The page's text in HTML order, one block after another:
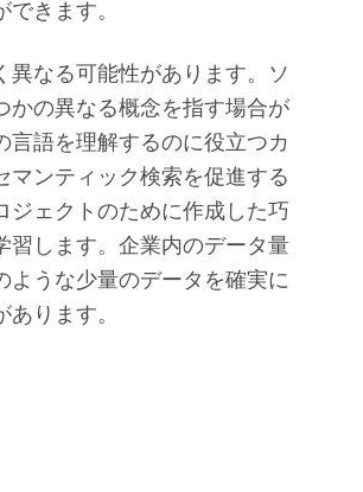
きます。
異なる可能性があります。ソ
かの異なる概念を指す場合が
言語を理解するのに役立つカ
マンティック検索を促進する
ジェクトのために作成した巧
習します。企業内のデータ量
ような少量のデータを確実に
ります。